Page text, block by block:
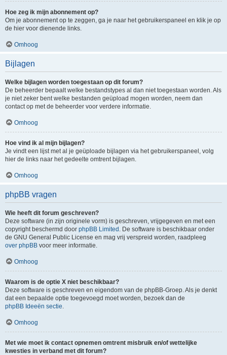
Hoe zeg ik mijn abonnement op?
Om je abonnement op te zeggen, ga je naar het gebruikerspaneel en klik je op
de hier voor dienende links.
Omhoog
Bijlagen
Welke bijlagen worden toegestaan op dit forum?
De beheerder bepaalt welke bestandstypes al dan niet toegestaan worden. Als
je niet zeker bent welke bestanden geüpload mogen worden, neem dan
contact op met de beheerder voor verdere informatie.
Omhoog
Hoe vind ik al mijn bijlagen?
Je vindt een lijst met al je geüploade bijlagen via het gebruikerspaneel, volg
hier de links naar het gedeelte omtrent bijlagen.
Omhoog
phpBB vragen
Wie heeft dit forum geschreven?
Deze software (in zijn originele vorm) is geschreven, vrijgegeven en met een
copyright beschermd door phpBB Limited . De software is beschikbaar onder
de GNU General Public License en mag vrij verspreid worden, raadpleeg
over phpBB voor meer informatie.
Omhoog
Waarom is de optie X niet beschikbaar?
Deze software is geschreven en eigendom van de phpBB-Groep. Als je denkt
dat een bepaalde optie toegevoegd moet worden, bezoek dan de
phpBB Ideeën sectie.
Omhoog
Met wie moet ik contact opnemen omtrent misbruik en/of wettelijke
kwesties in verband met dit forum?